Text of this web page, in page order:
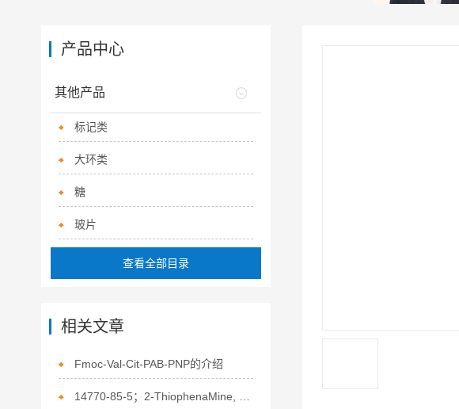
产品中心
其他产品
标记类
大环类
糖
玻片
查看全部目录
相关文章
Fmoc-Val-Cit-PAB-PNP的介绍